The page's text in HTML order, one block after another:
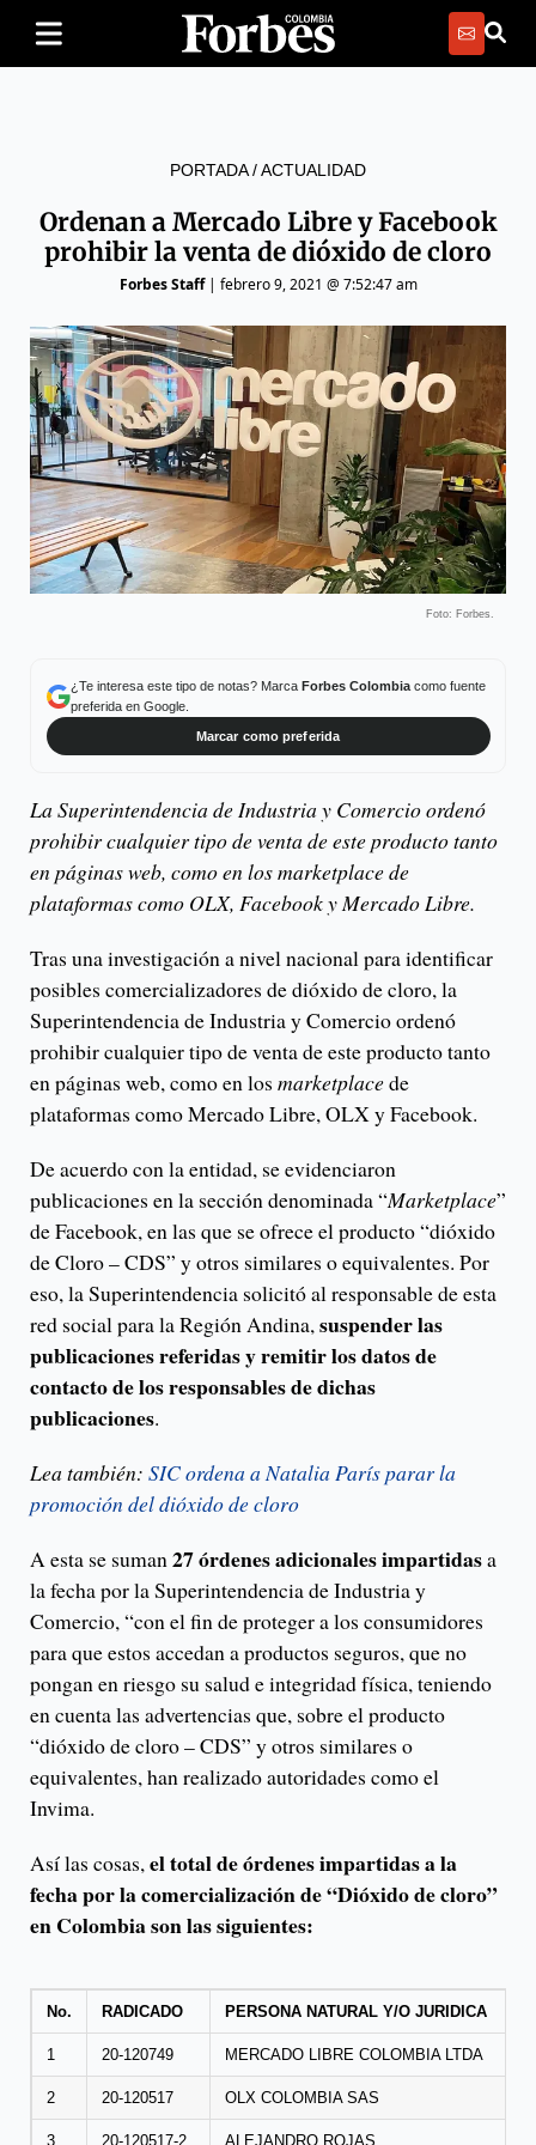
PORTADA/ACTUALIDAD
Ordenan a Mercado Libre y Facebook
prohibir la venta de dióxido de cloro
Forbes Staff| febrero 9, 2021 @ 7:52:47 am
Foto: Forbes.
¿Te interesa este tipo de notas? Marca Forbes Colombiacomo fuente
preferida en Google.
Marcar como preferida
La Superintendencia de Industria y Comercio ordenó
prohibir cualquier tipo de venta de este producto tanto
en páginas web, como en los marketplace de
plataformas como OLX, Facebook y Mercado Libre.
Tras una investigación a nivel nacional para identificar
posibles comercializadores de dióxido de cloro, la
Superintendencia de Industria y Comercio ordenó
prohibir cualquier tipo de venta de este producto tanto
en páginas web, como en los marketplacede
plataformas como Mercado Libre, OLX y Facebook.
De acuerdo con la entidad, se evidenciaron
publicaciones en la sección denominada “Marketplace”
de Facebook, en las que se ofrece el producto “dióxido
de Cloro – CDS” y otros similares o equivalentes. Por
eso, la Superintendencia solicitó al responsable de esta
red social para la Región Andina,suspender las
publicaciones referidas y remitir los datos de
contacto de los responsables de dichas
publicaciones.
Lea también: SIC ordena a Natalia París parar la
promoción del dióxido de cloro
A esta se suman27 órdenes adicionales impartidasa
la fecha por la Superintendencia de Industria y
Comercio, “con el fin de proteger a los consumidores
para que estos accedan a productos seguros, que no
pongan en riesgo su salud e integridad física, teniendo
en cuenta las advertencias que, sobre el producto
“dióxido de cloro – CDS” y otros similares o
equivalentes, han realizado autoridades como el
Invima.
Así las cosas,el total de órdenes impartidas a la
fecha por la comercialización de “Dióxido de cloro”
en Colombia son las siguientes:
No. RADICADO PERSONA NATURAL Y/O JURIDICA
1 20-120749 MERCADO LIBRE COLOMBIA LTDA
2 20-120517 OLX COLOMBIA SAS
3 20-120517-2 ALEJANDRO ROJAS